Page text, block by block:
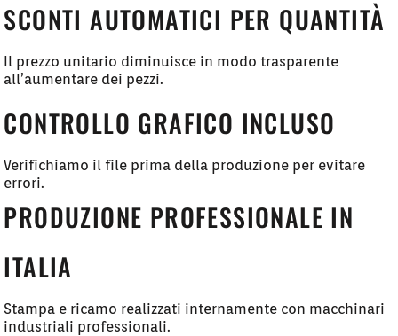
SCONTI AUTOMATICI PER QUANTITÀ
Il prezzo unitario diminuisce in modo trasparente
all’aumentare dei pezzi.
CONTROLLO GRAFICO INCLUSO
Verifichiamo il file prima della produzione per evitare
errori.
PRODUZIONE PROFESSIONALE IN
ITALIA
Stampa e ricamo realizzati internamente con macchinari
industriali professionali.